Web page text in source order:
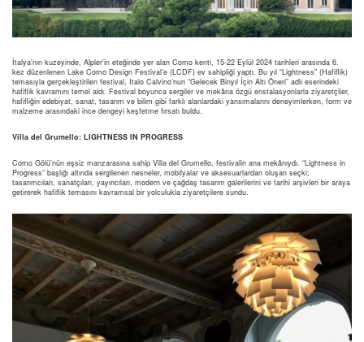
İtalya’nın kuzeyinde, Alpler’in eteğinde yer alan Como kenti, 15-22 Eylül 2024 tarihleri arasında 6.
kez düzenlenen Lake Como Design Festival’e (LCDF) ev sahipliği yaptı. Bu yıl “Lightness” (Hafiflik)
temasıyla gerçekleştirilen festival, Italo Calvino’nun “Gelecek Binyıl İçin Altı Öneri” adlı eserindeki
hafiflik kavramını temel aldı. Festival boyunca sergiler ve mekâna özgü enstalasyonlarla ziyaretçiler,
hafifliğin edebiyat, sanat, tasarım ve bilim gibi farklı alanlardaki yansımalarını deneyimlerken, form ve
malzeme arasındaki ince dengeyi keşfetme fırsatı buldu.
Villa del Grumello: LIGHTNESS IN PROGRESS
Como Gölü’nün eşsiz manzarasına sahip Villa del Grumello, festivalin ana mekânıydı. “Lightness in
Progress” başlığı altında sergilenen nesneler, mobilyalar ve aksesuarlardan oluşan seçki;
tasarımcıları, sanatçıları, yayıncıları, modern ve çağdaş tasarım galerilerini ve tarihi arşivleri bir araya
getirerek hafiflik temasını kavramsal bir yolculukla ziyaretçilere sundu.